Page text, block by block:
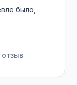
было,